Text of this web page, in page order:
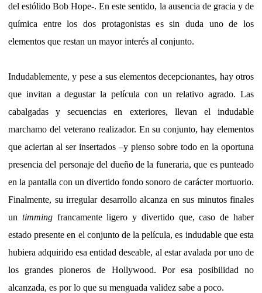
del estólido Bob Hope-. En este sentido, la ausencia de gracia y de
química entre los dos protagonistas es sin duda uno de los
elementos que restan un mayor interés al conjunto.
Indudablemente, y pese a sus elementos decepcionantes, hay otros
que invitan a degustar la película con un relativo agrado. Las
cabalgadas y secuencias en exteriores, llevan el indudable
marchamo del veterano realizador. En su conjunto, hay elementos
que aciertan al ser insertados –y pienso sobre todo en la oportuna
presencia del personaje del dueño de la funeraria, que es punteado
en la pantalla con un divertido fondo sonoro de carácter mortuorio.
Finalmente, su irregular desarrollo alcanza en sus minutos finales
un timmingfrancamente ligero y divertido que, caso de haber
estado presente en el conjunto de la película, es indudable que esta
hubiera adquirido esa entidad deseable, al estar avalada por uno de
los grandes pioneros de Hollywood. Por esa posibilidad no
alcanzada, es por lo que su menguada validez sabe a poco.